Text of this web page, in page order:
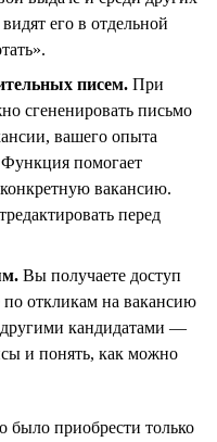
его в отдельной
писем. При
сгененировать письмо
вашего опыта
помогает
вакансию.
перед
Вы получаете доступ
откликам на вакансию
другими кандидатами —
и понять, как можно
приобрести только